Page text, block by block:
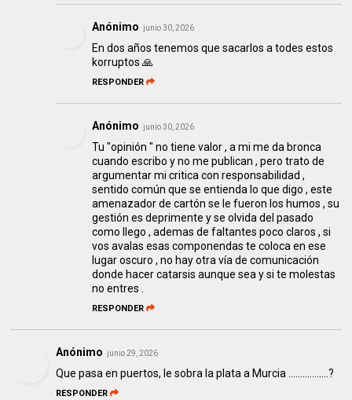
Anónimo junio 30, 2026
En dos años tenemos que sacarlos a todes estos
korruptos 🙏
RESPONDER
Anónimo junio 30, 2026
Tu "opinión " no tiene valor , a mi me da bronca
cuando escribo y no me publican , pero trato de
argumentar mi critica con responsabilidad ,
sentido común que se entienda lo que digo , este
amenazador de cartón se le fueron los humos , su
gestión es deprimente y se olvida del pasado
como llego , ademas de faltantes poco claros , si
vos avalas esas componendas te coloca en ese
lugar oscuro , no hay otra vía de comunicación
donde hacer catarsis aunque sea y si te molestas
no entres .
RESPONDER
Anónimo junio 29, 2026
Que pasa en puertos, le sobra la plata a Murcia .................?
RESPONDER